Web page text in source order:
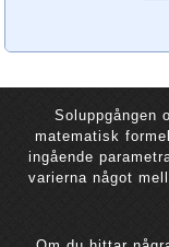
Soluppgången
matematisk
ingående
varierna något